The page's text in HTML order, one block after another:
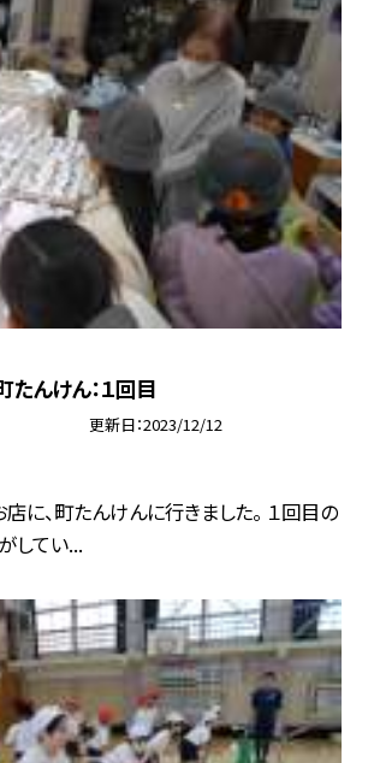
たんけん：１回目
更新日 2023/12/12
に、町たんけんに行きました。 １回目の
してい...